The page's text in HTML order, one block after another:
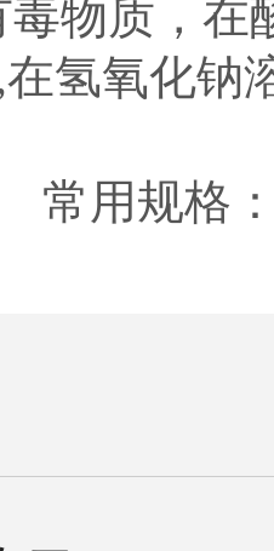
毒物质，在
在氢氧化钠
常用规格